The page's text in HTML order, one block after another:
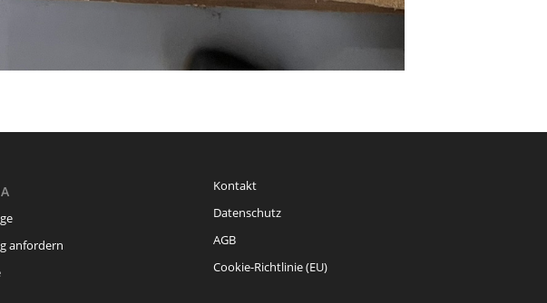
anfordern
Kontakt
Datenschutz
AGB
Cookie-Richtlinie (EU)